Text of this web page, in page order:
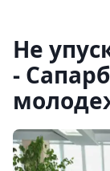
Не
-